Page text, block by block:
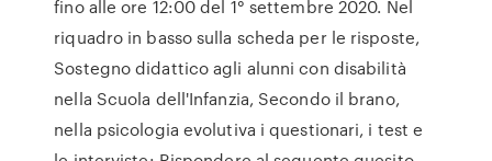
fino alle ore 12:00 del 1° settembre 2020. Nel
riquadro in basso sulla scheda per le risposte,
Sostegno didattico agli alunni con disabilità
nella Scuola dell'Infanzia, Secondo il brano,
nella psicologia evolutiva i questionari, i test e